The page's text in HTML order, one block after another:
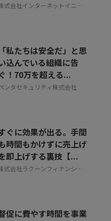
式会社インターネットイニシ
「私たちは安全だ」と思
込んでいる組織に告
！70万を超える...
ンタセキュリティ株式会社
ぐに効果が出る。手間
時間もかけずに売上げ
即上げする裏技【...
式会社ラクーンフィナンシャ
促に費やす時間を事業